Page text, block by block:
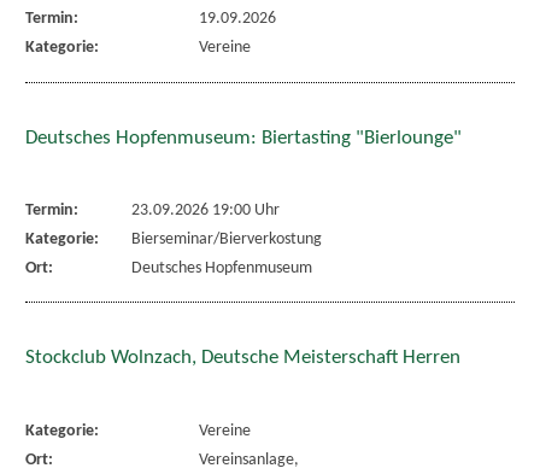
Termin:
19.09.2026
Kategorie:
Vereine
Deutsches Hopfenmuseum: Biertasting "Bierlounge"
Termin:
23.09.2026 19:00 Uhr
Kategorie:
Bierseminar/Bierverkostung
Ort:
Deutsches Hopfenmuseum
Stockclub Wolnzach, Deutsche Meisterschaft Herren
Kategorie:
Vereine
Ort:
Vereinsanlage,